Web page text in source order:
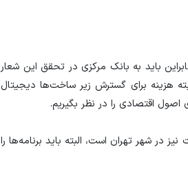
باید به بانک مرکزی در تحقق این شعار
هزینه برای گسترش زیر ساخت‌ها دیجیتال
اقتصادی را در نظر بگیریم.
در شهر تهران است، البته باید برنامه‌ها را